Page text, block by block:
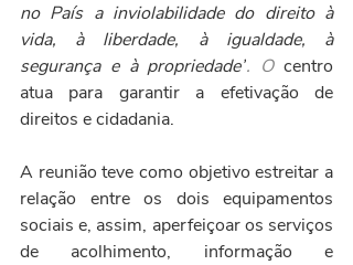
no País a inviolabilidade do direito à
vida, à liberdade, à igualdade, à
segurança e à propriedade”. O centro
atua para garantir a efetivação de
direitos e cidadania.
A reunião teve como objetivo estreitar a
relação entre os dois equipamentos
sociais e, assim, aperfeiçoar os serviços
de acolhimento, informação e